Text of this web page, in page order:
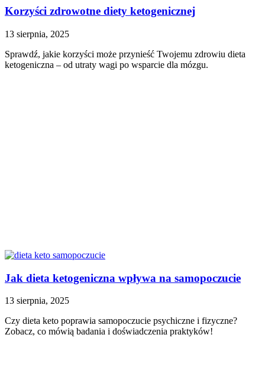
Korzyści zdrowotne diety ketogenicznej
13 sierpnia, 2025
Sprawdź, jakie korzyści może przynieść Twojemu zdrowiu dieta
ketogeniczna – od utraty wagi po wsparcie dla mózgu.
Jak dieta ketogeniczna wpływa na samopoczucie
13 sierpnia, 2025
Czy dieta keto poprawia samopoczucie psychiczne i fizyczne?
Zobacz, co mówią badania i doświadczenia praktyków!